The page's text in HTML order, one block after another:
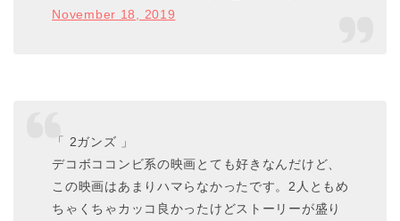
November 18, 2019
「 2ガンズ 」
デコボココンビ系の映画とても好きなんだけど、
この映画はあまりハマらなかったです。2人ともめ
ちゃくちゃカッコ良かったけどストーリーが盛り